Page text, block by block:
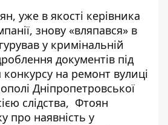
уже в якості керівника
знову «вляпався» в
у кримінальній
документів під
на ремонт вулиці
Дніпропетровської
слідства, Фтоян
про наявність у